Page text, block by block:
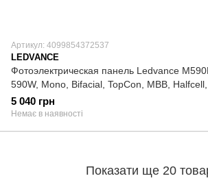
Артикул: 4099854372537
LEDVANCE
Фотоэлектрическая панель Ledvance
590W, Mono, Bifacial, TopCon, MBB,
5 040 грн
Немає в наявності
Показати ще 20